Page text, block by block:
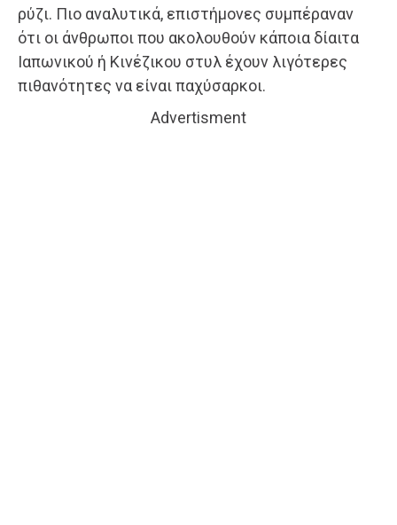
ρύζι. Πιο αναλυτικά, επιστήμονες συμπέραναν
ότι οι άνθρωποι που ακολουθούν κάποια δίαιτα
Ιαπωνικού ή Κινέζικου στυλ έχουν λιγότερες
πιθανότητες να είναι παχύσαρκοι.
Advertisment